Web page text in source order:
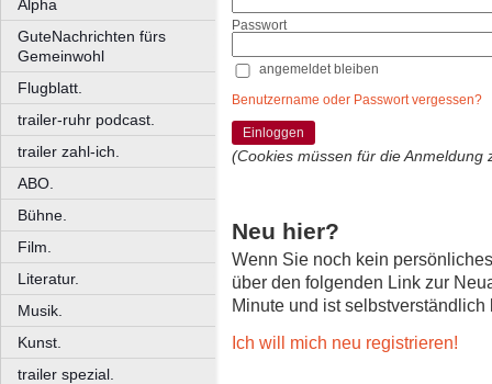
Alpha
GuteNachrichten fürs
Gemeinwohl
Flugblatt.
trailer-ruhr podcast.
trailer zahl-ich.
ABO.
Bühne.
Film.
Literatur.
Musik.
Kunst.
trailer spezial.
Passwort
angemeldet bleiben
Benutzername oder Passwort vergessen?
Einloggen
(Cookies müssen für die Anmeldung
Neu hier?
Wenn Sie noch kein
über den folgenden Link zur
Minute und ist selbstverständlich
Ich will mich neu registrieren!